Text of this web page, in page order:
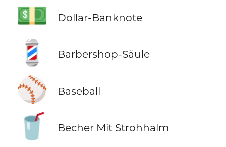
💵 Dollar-Banknote
💈 Barbershop-Säule
⚾ Baseball
🥤 Becher Mit Strohhalm